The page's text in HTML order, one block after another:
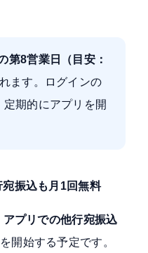
第8営業日（目安：
ます。ログインの
期的にアプリを開
振込も月1回無料
プリでの他行宛振込
開始する予定です。